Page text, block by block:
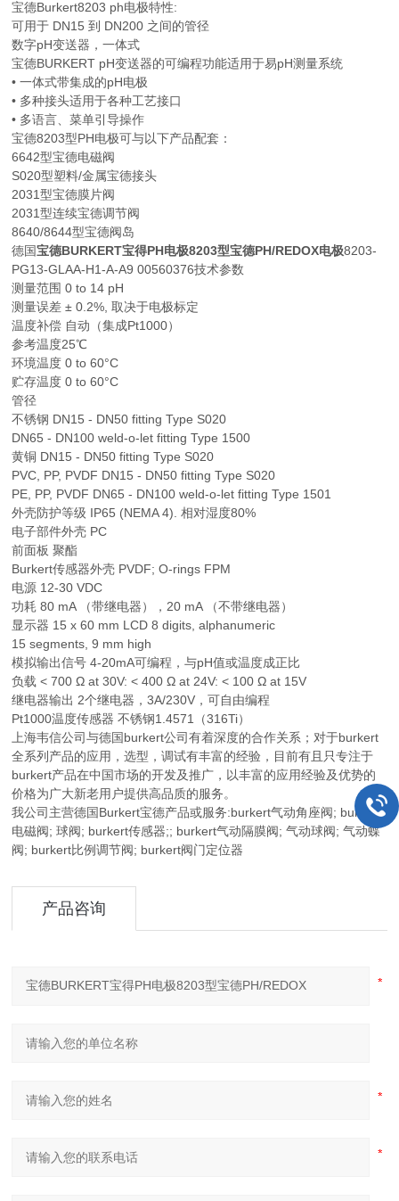
宝德Burkert8203 ph电极特性:
可用于 DN15 到 DN200 之间的管径
数字pH变送器，一体式
宝德BURKERT pH变送器的可编程功能适用于易pH测量系统
• 一体式带集成的pH电极
• 多种接头适用于各种工艺接口
• 多语言、菜单引导操作
宝德8203型PH电极可与以下产品配套：
6642型宝德电磁阀
S020型塑料/金属宝德接头
2031型宝德膜片阀
2031型连续宝德调节阀
8640/8644型宝德阀岛
德国宝德BURKERT宝得PH电极8203型宝德PH/REDOX电极8203-
PG13-GLAA-H1-A-A9 00560376技术参数
测量范围 0 to 14 pH
测量误差 ± 0.2%, 取决于电极标定
温度补偿 自动（集成Pt1000）
参考温度25℃
环境温度 0 to 60°C
贮存温度 0 to 60°C
管径
不锈钢 DN15 - DN50 fitting Type S020
DN65 - DN100 weld-o-let fitting Type 1500
黄铜 DN15 - DN50 fitting Type S020
PVC, PP, PVDF DN15 - DN50 fitting Type S020
PE, PP, PVDF DN65 - DN100 weld-o-let fitting Type 1501
外壳防护等级 IP65 (NEMA 4). 相对湿度80%
电子部件外壳 PC
前面板 聚酯
Burkert传感器外壳 PVDF; O-rings FPM
电源 12-30 VDC
功耗 80 mA （带继电器），20 mA （不带继电器）
显示器 15 x 60 mm LCD 8 digits, alphanumeric
15 segments, 9 mm high
模拟输出信号 4-20mA可编程，与pH值或温度成正比
负载 < 700 Ω at 30V: < 400 Ω at 24V: < 100 Ω at 15V
继电器输出 2个继电器，3A/230V，可自由编程
Pt1000温度传感器 不锈钢1.4571（316Ti）
上海韦信公司与德国burkert公司有着深度的合作关系；对于burkert
全系列产品的应用，选型，调试有丰富的经验，目前有且只专注于
burkert产品在中国市场的开发及推广，以丰富的应用经验及优势的
价格为广大新老用户提供高品质的服务。
我公司主营德国Burkert宝德产品或服务:burkert气动角座阀; burkert
电磁阀; 球阀; burkert传感器;; burkert气动隔膜阀; 气动球阀; 气动蝶
阀; burkert比例调节阀; burkert阀门定位器
产品咨询